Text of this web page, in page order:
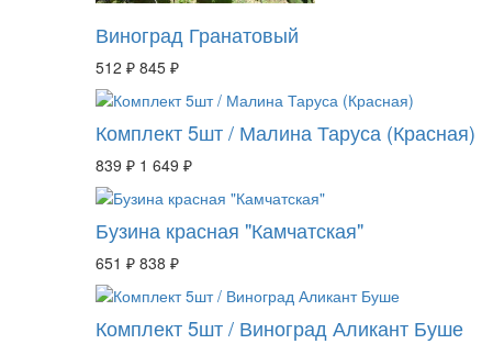
Виноград Гранатовый
512 ₽ 845 ₽
Комплект 5шт / Малина Таруса (Красная)
839 ₽ 1 649 ₽
Бузина красная "Камчатская"
651 ₽ 838 ₽
Комплект 5шт / Виноград Аликант Буше